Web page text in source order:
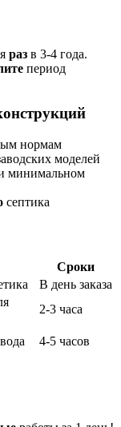
раз в 3-4 года.
период
нормам
моделей
минимальном
септика
Сроки
В день заказа
2-3 часа
4-5 часов